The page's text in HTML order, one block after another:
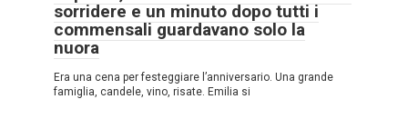
sorridere e un minuto dopo tutti i
commensali guardavano solo la
nuora
Era una cena per festeggiare l’anniversario. Una grande
famiglia, candele, vino, risate. Emilia si